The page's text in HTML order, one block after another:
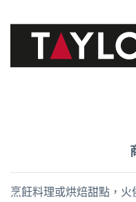
烹飪料理或烘焙甜點，